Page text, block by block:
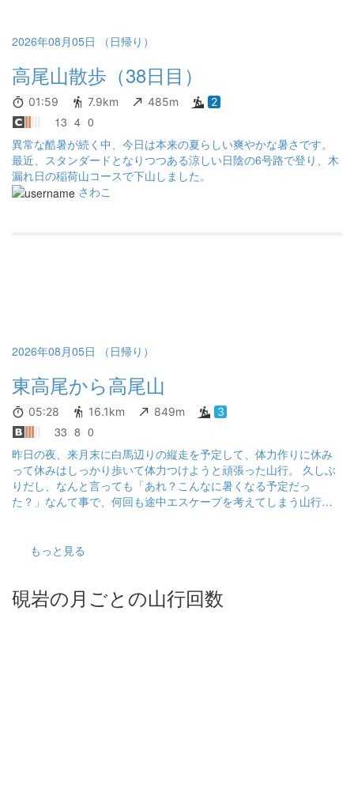
2026年08月05日 （日帰り）
高尾山散歩（38日目）
01:59 7.9km 485m 2
13 4 0
異常な酷暑が続く中、今日は本来の夏らしい爽やかな暑さです。
最近、スタンダードとなりつつある涼しい日陰の6号路で登り、木
漏れ日の稲荷山コースで下山しました。
さわこ
2026年08月05日 （日帰り）
東高尾から高尾山
05:28 16.1km 849m 3
33 8 0
昨日の夜、来月末に白馬辺りの縦走を予定して、体力作りに休み
って休みはしっかり歩いて体力つけようと頑張った山行。 久しぶ
りだし、なんと言っても「あれ？こんなに暑くなる予定だっ
た？」なんて事で、何回も途中エスケープを考えてしまう山行で
平から高尾山へ行かなくちゃいけなかった) 下山路は6号路を選
もっと見る
硯岩の月ごとの山行回数